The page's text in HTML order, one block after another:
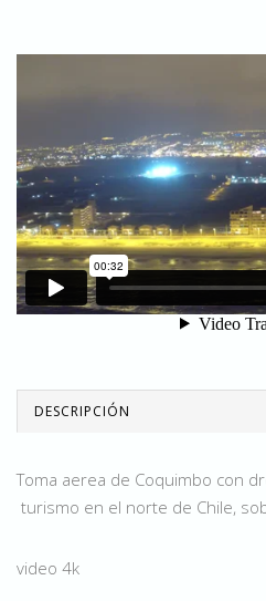
DESCRIPCIÓN
Toma aerea de Coquimbo con
turismo en el norte de Chile,
video 4k